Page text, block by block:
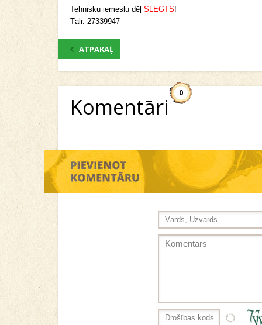
Tehnisku iemeslu dēļ SLĒGTS!
Tālr. 27339947
ATPAKAĻ
Komentāri
0